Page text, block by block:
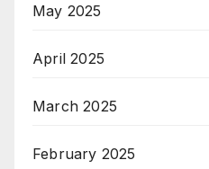
May 2025
April 2025
March 2025
February 2025